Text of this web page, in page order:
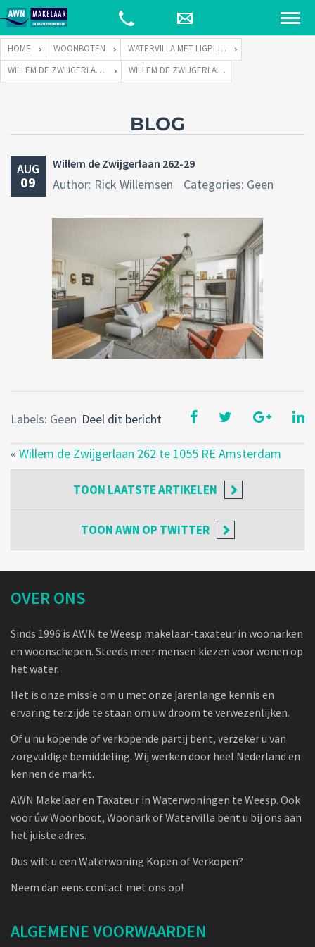
HOME WOONBOTEN
WATERVILLA MET LIGPLAATS
WILLEM DE ZWIJGERLAAN 262 TE 1055 RE AMSTERDAM
WILLEM DE ZWIJGERLAAN 262-29
BLOG
AUG
09
Willem de Zwijgerlaan 262-29
Author: Rick Willemsen Categories: Geen
Deel dit bericht
Labels: Geen
« Willem de Zwijgerlaan 262 te 1055 RE Amsterdam
TOON LAATSTE ARTIKELEN
TOONAWN OP TWITTER
OVER ONS
Sinds 1996 is AWN te Weesp makelaar-taxateur in woonarken
en woonschepen. Steeds meer mensen kiezen voor wonen op
het water.
Het is onze missie om u met onze jarenlange kennis en
ervaring terzijde te staan om uw droom te verwezenlijken.
Of u nu kopende of verkopende partij bent, verzeker u van
zorgvuldige bemiddeling. Wij werken door heel Nederland en
kennen de markt.
AWN Makelaar en Taxateur in Waterwoningen te Weesp. Ook
voor úw Woonboot, Woonark of Watervilla bent u bij ons aan
het juiste adres.
Dus wilt u een Waterwoning Kopen of Verkopen?
Neem dan eens contact met ons op!
ALGEMENE VOORWAARDEN